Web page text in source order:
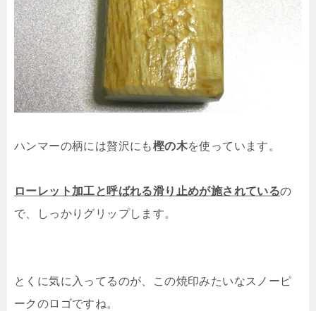
ハンマーの柄には贅沢にも樫の木を使っています。
ローレット加工と呼ばれる滑り止めが施されているの
で、しっかりグリップします。
とくに気に入ってるのが、この焼印みたいなスノーピ
ークのロゴですね。